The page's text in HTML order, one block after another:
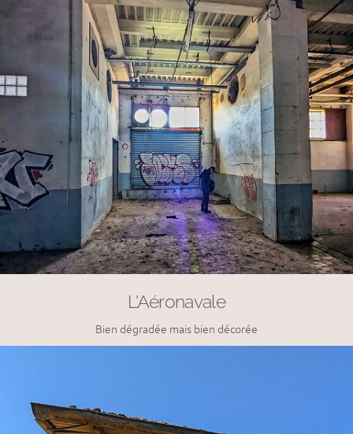
L'Aéronavale
Bien dégradée mais bien décorée